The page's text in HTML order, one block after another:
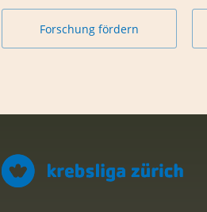
Forschung fördern